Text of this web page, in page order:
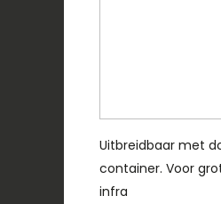
Uitbreidbaar met
container. Voor
infra